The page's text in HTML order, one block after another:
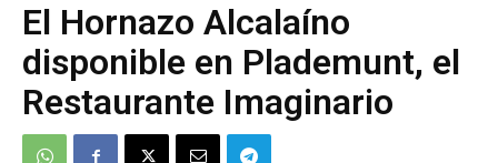
El Hornazo Alcalaíno
disponible en Plademunt, el
Restaurante Imaginario